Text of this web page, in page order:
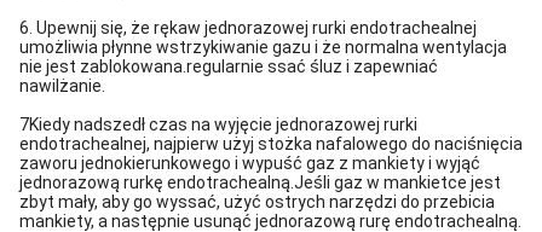
6. Upewnij się, że rękaw jednorazowej rurki endotrachealnej
umożliwia płynne wstrzykiwanie gazu i że normalna wentylacja
nie jest zablokowana.regularnie ssać śluz i zapewniać
nawilżanie.
7Kiedy nadszedł czas na wyjęcie jednorazowej rurki
endotrachealnej, najpierw użyj stożka nafalowego do naciśnięcia
zaworu jednokierunkowego i wypuść gaz z mankiety i wyjąć
jednorazową rurkę endotrachealną.Jeśli gaz w mankietce jest
zbyt mały, aby go wyssać, użyć ostrych narzędzi do przebicia
mankiety, a następnie usunąć jednorazową rurę endotrachealną.